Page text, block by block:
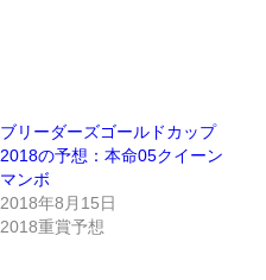
ブリーダーズゴールドカップ
2018の予想：本命05クイーン
マンボ
2018年8月15日
2018重賞予想